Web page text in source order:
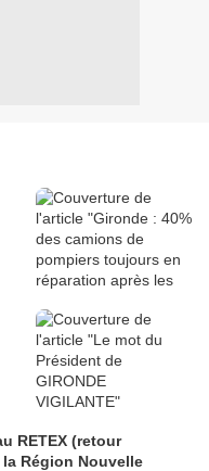
RETEX (retour
Région Nouvelle